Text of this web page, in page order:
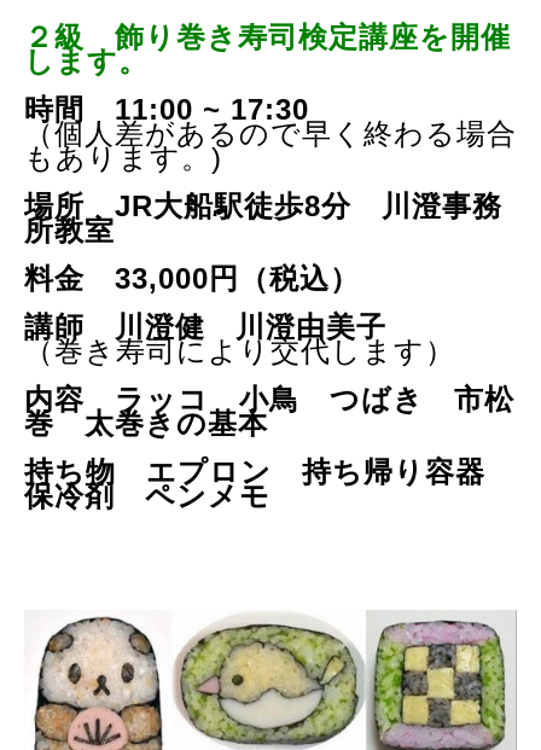
２級 飾り巻き寿司 検定講座を開催
します。
時間 11:00 ~ 17:30
（個人差があるので早く終わる場合
もあります。)
場所 JR大船駅徒歩8分 川澄事務
所教室
料金 33,000円（税込）
講師 川澄健 川澄由美子
（巻き寿司により交代します）
内容 ラッコ 小鳥 つばき 市松
巻 太巻きの基本
持ち物 エプロン 持ち帰り容器
保冷剤 ペンメモ